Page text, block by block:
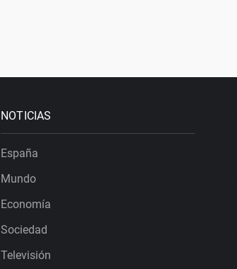
NOTICIAS
España
Mundo
Economía
Sociedad
Televisión